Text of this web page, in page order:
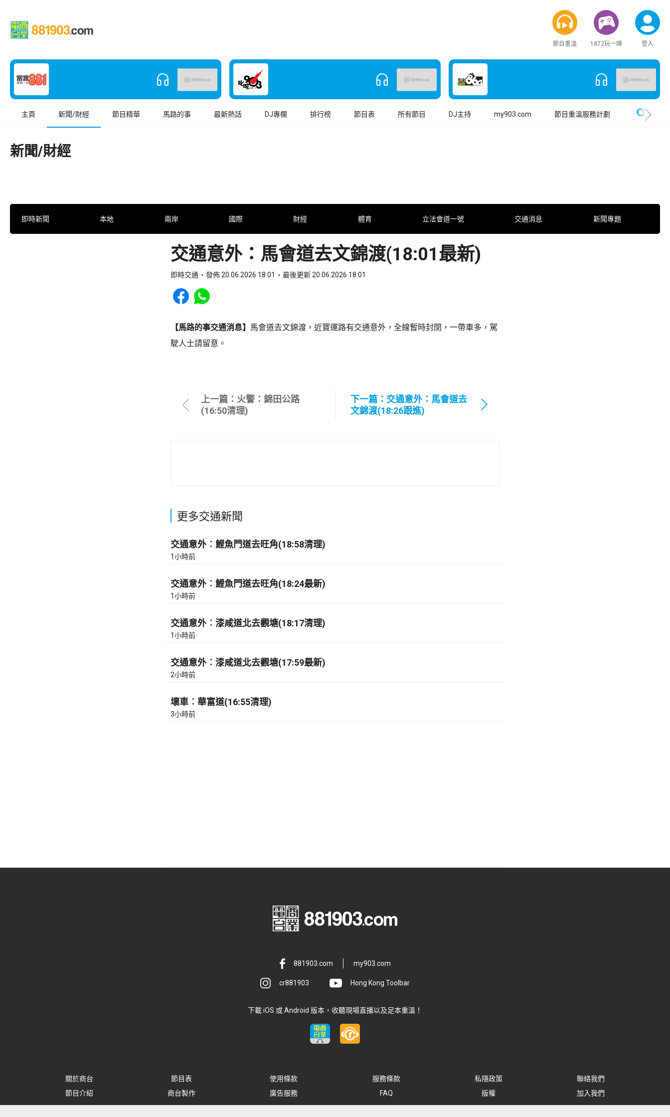
節目重溫 1872玩一陣 登入
主頁 新聞/財經 節目精華 馬路的事 最新熱話 DJ專欄 排行榜 節目表 所有節目 DJ主持 my903.com 節目重溫服務計劃
新聞/財經
即時新聞 本地 兩岸 國際 財經 體育 立法會道一號 交通消息 新聞專題
交通意外：馬會道去文錦渡(18:01最新)
即時交通 發佈 20.06.2026 18:01 最後更新 20.06.2026 18:01
Share to Facebook
Share to WhatsApp
【馬路的事交通消息】 馬會道去文錦渡，近寶運路有交通意外，全線暫時封閉，一帶車多，駕
駛人士請留意。
上一篇：火警：錦田公路
(16:50清理)
下一篇：交通意外：馬會道去
文錦渡(18:26跟進)
更多交通新聞
交通意外︰鯉魚門道去旺角(18:58清理)
1小時前
交通意外︰鯉魚門道去旺角(18:24最新)
1小時前
交通意外︰漆咸道北去觀塘(18:17清理)
1小時前
交通意外︰漆咸道北去觀塘(17:59最新)
2小時前
壞車︰華富道(16:55清理)
3小時前
881903.com my903.com
cr881903 Hong Kong Toolbar
下載 iOS 或 Android 版本，收聽現場直播以及足本重溫！
關於商台 節目表 使用條款 服務條款 私隱政策
聯絡我們
節目介紹
商台製作 廣告服務 FAQ 版權 加入我們